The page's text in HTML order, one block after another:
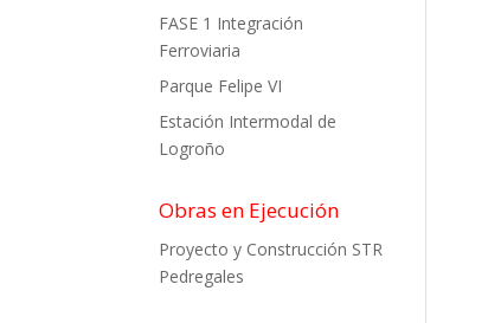
FASE 1 Integración
Ferroviaria
Parque Felipe VI
Estación Intermodal de
Logroño
Obras en Ejecución
Proyecto y Construcción STR
Pedregales